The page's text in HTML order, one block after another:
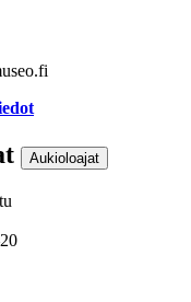
Aukioloajat